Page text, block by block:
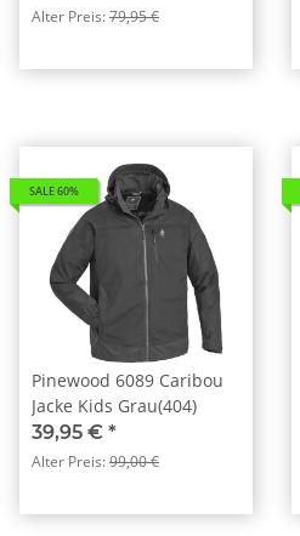
Alter Preis:79,95 €
SALE 60%
Pinewood 6089 Caribou
Jacke Kids Grau(404)
39,95 € *
Alter Preis:99,00 €